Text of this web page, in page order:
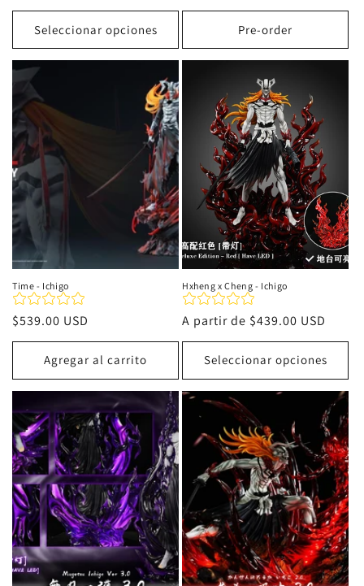
habitual
Seleccionar opciones
habitual
Pre-order
Time - Ichigo
Precio
habitual
$539.00 USD
Agregar al carrito
Hxheng x Cheng - Ichigo
Precio
habitual
A partir de $439.00 USD
Seleccionar opciones